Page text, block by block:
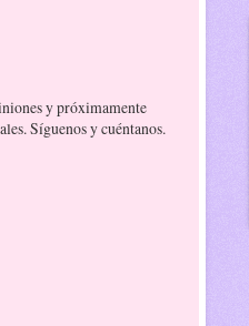
y próximamente
Síguenos y cuéntanos.